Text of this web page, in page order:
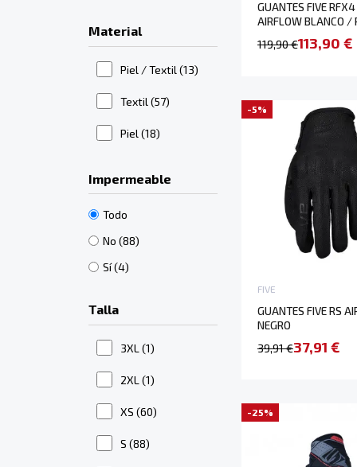
GUANTES FIVE RFX4
AIRFLOW BLANCO /
119,90 €113,90 €
-5%
FIVE
GUANTES FIVE RS
NEGRO
39,91 €37,91 €
-25%
Material
Piel / Textil (13)
Textil (57)
Piel (18)
Impermeable
Todo
No (88)
Sí(4)
Talla
3XL (1)
2XL (1)
XS (60)
S (88)